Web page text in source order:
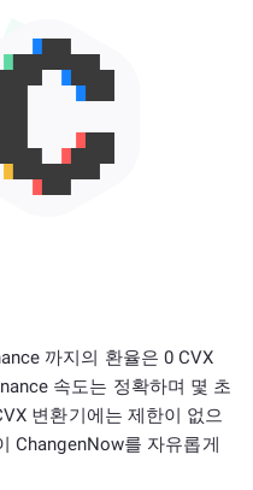
까지의 환율은 0 CVX
속도는 정확하며 몇 초
변환기에는 제한이 없으
ChangenNow를 자유롭게